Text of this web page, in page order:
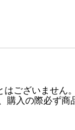
はございません
購入の際必ず商